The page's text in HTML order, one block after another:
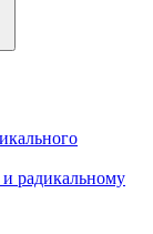
радикальному